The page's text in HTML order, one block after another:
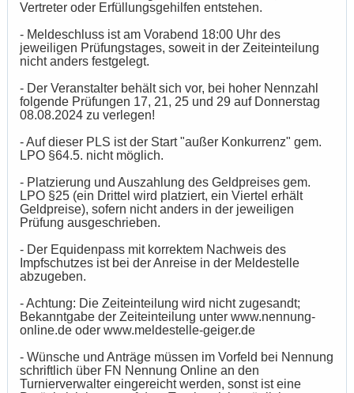
Vertreter oder Erfüllungsgehilfen entstehen.
- Meldeschluss ist am Vorabend 18:00 Uhr des
jeweiligen Prüfungstages, soweit in der Zeiteinteilung
nicht anders festgelegt.
- Der Veranstalter behält sich vor, bei hoher Nennzahl
folgende Prüfungen 17, 21, 25 und 29 auf Donnerstag
08.08.2024 zu verlegen!
- Auf dieser PLS ist der Start "außer Konkurrenz" gem.
LPO §64.5. nicht möglich.
- Platzierung und Auszahlung des Geldpreises gem.
LPO §25 (ein Drittel wird platziert, ein Viertel erhält
Geldpreise), sofern nicht anders in der jeweiligen
Prüfung ausgeschrieben.
- Der Equidenpass mit korrektem Nachweis des
Impfschutzes ist bei der Anreise in der Meldestelle
abzugeben.
- Achtung: Die Zeiteinteilung wird nicht zugesandt;
Bekanntgabe der Zeiteinteilung unter www.nennung-
online.de oder www.meldestelle-geiger.de
- Wünsche und Anträge müssen im Vorfeld bei Nennung
schriftlich über FN Nennung Online an den
Turnierverwalter eingereicht werden, sonst ist eine